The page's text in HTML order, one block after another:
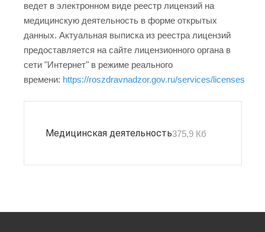
ведет в электронном виде реестр лицензий на
медицинскую деятельность в форме открытых
данных. Актуальная выписка из реестра лицензий
предоставляется на сайте лицензионного органа в
сети "Интернет" в режиме реального
времени: https://roszdravnadzor.gov.ru/services/licenses
Медицинская деятельность375,9 Кб